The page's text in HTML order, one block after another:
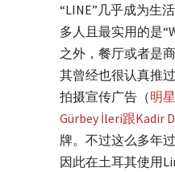
“LINE”几乎成为生
多人且最实用的是
之外，餐厅或者是
其曾经也很认真推
拍摄宣传广告（明
Gürbey İleri跟Kadir
牌。不过这么多年
因此在土耳其使用